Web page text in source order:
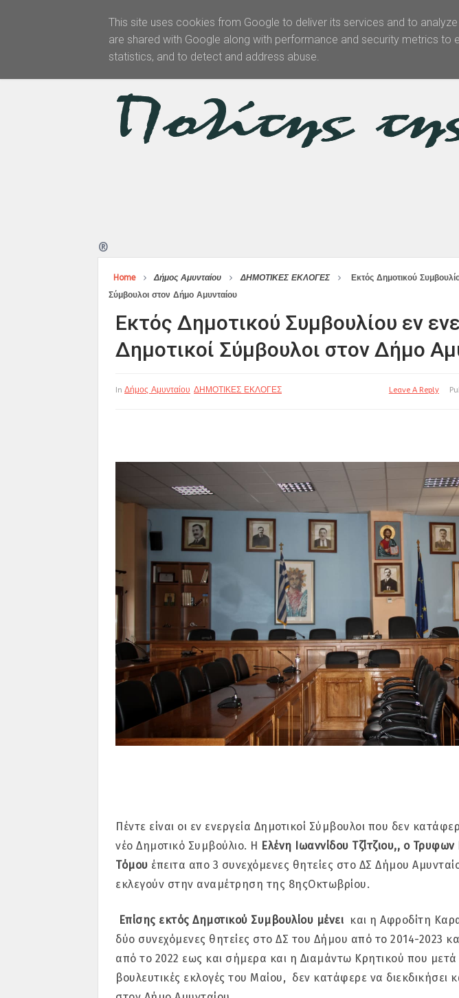
Αρχική Θεματολογία Άρθρα -
®
Home Δήμος Αμυνταίου ΔΗΜΟΤΙΚΕΣ ΕΚΛΟΓΕΣ
Εκτός Δημοτικού
Σύμβουλοι στον Δήμο Αμυνταίου
Εκτός Δημοτικού Συμβουλίου εν
Δημοτικοί Σύμβουλοι στον Δήμο
In Δήμος Αμυνταίου ΔΗΜΟΤΙΚΕΣ ΕΚΛΟΓΕΣ Leave A Reply
Πέντε είναι οι εν ενεργεία Δημοτικοί Σύμβουλοι που δεν
νέο Δημοτικό Συμβούλιο. Η Ελένη Ιωαννίδου Τζίτζιου,, ο
Τόμου έπειτα απο 3 συνεχόμενες θητείες στο ΔΣ Δήμου
εκλεγούν στην αναμέτρηση της 8ηςΟκτωβρίου.
Επίσης εκτός Δημοτικού Συμβουλίου μένει και η Αφροδίτη
δύο συνεχόμενες θητείες στο ΔΣ του Δήμου από το 2014-2023
από το 2022 εως και σήμερα και η Διαμάντω Κρητικού που μετά
βουλευτικές εκλογές του Μαίου, δεν κατάφερε να διεκδικήσει
This site uses cookies from Google to deliver its services and to
are shared with Google along with performance and security metrics to
statistics, and to detect and address abuse.